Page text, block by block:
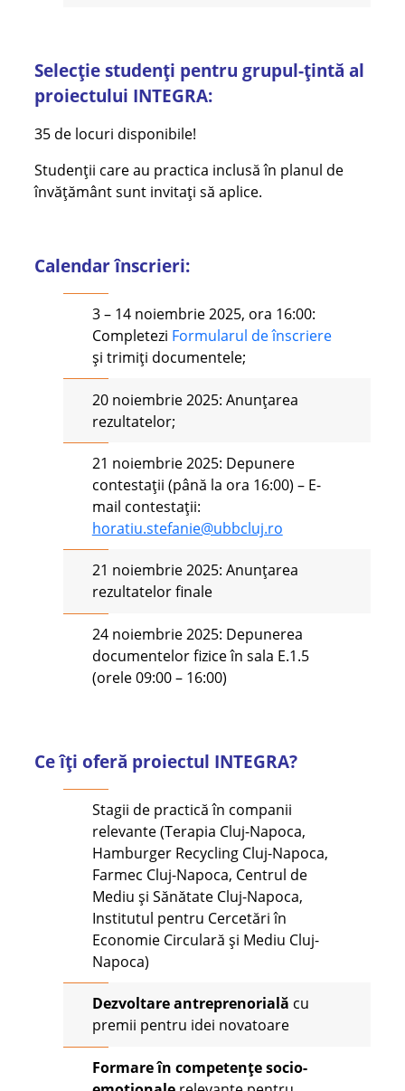
Selecție studenți pentru grupul-țintă al
proiectului INTEGRA:
35 de locuri disponibile!
Studenții care au practica inclusă în planul de
învățământ sunt invitați să aplice.
Calendar înscrieri:
3 – 14 noiembrie 2025, ora 16:00:
Completezi Formularul de înscriere
și trimiți documentele;
20 noiembrie 2025: Anunțarea
rezultatelor;
21 noiembrie 2025: Depunere
contestații (până la ora 16:00) – E-
mail contestații:
horatiu.stefanie@ubbcluj.ro
21 noiembrie 2025: Anunțarea
rezultatelor finale
24 noiembrie 2025: Depunerea
documentelor fizice în sala E.1.5
(orele 09:00 – 16:00)
Ce îți oferă proiectul INTEGRA?
Stagii de practică în companii
relevante (Terapia Cluj-Napoca,
Hamburger Recycling Cluj-Napoca,
Farmec Cluj-Napoca, Centrul de
Mediu și Sănătate Cluj-Napoca,
Institutul pentru Cercetări în
Economie Circulară și Mediu Cluj-
Napoca)
Dezvoltare antreprenorială cu
premii pentru idei novatoare
Formare în competențesocio-